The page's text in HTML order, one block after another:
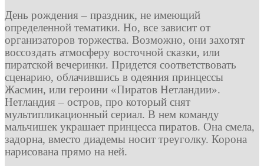
День рождения – праздник, не имеющий
определенной тематики. Но, все зависит от
организаторов торжества. Возможно, они захотят
воссоздать атмосферу восточной сказки, или
пиратской вечеринки. Придется соответствовать
сценарию, облачившись в одеяния принцессы
Жасмин, или героини «Пиратов Нетландии».
Нетландия – остров, про который снят
мультипликационный сериал. В нем команду
мальчишек украшает принцесса пиратов. Она смела,
задорна, вместо диадемы носит треуголку. Корона
нарисована прямо на ней.